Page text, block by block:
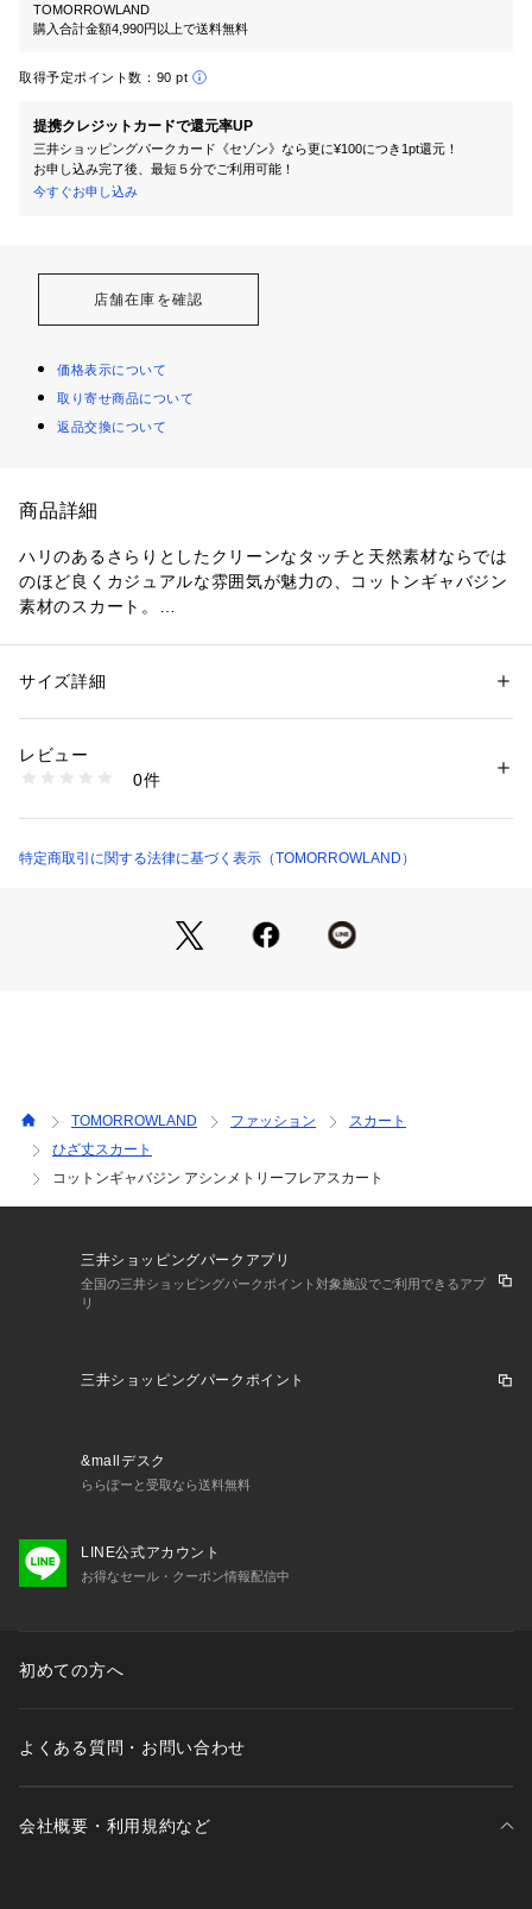
TOMORROWLAND
購入合計金額4,990円以上で送料無料
取得予定ポイント数： 90 pt
提携クレジットカードで還元率UP
三井ショッピングパークカード《セゾン》なら更に¥100につき1pt還元！
お申し込み完了後、最短５分でご利用可能！
今すぐお申し込み
店舗在庫を確認
価格表示について
取り寄せ商品について
返品交換について
商品詳細
ハリのあるさらりとしたクリーンなタッチと天然素材ならでは
のほど良くカジュアルな雰囲気が魅力の、コットンギャバジン
素材のスカート。
ハイウエスト位置を太めのベルトで引き締めることでメリハリ
め。
春夏のカジュアルスタイルに活躍してくれる万能なアイテムで
2019SS商品
商品番号:12059205331
性別：レディース
素材：コットン100％
洗濯：手洗い、漂白不可、タンブル乾燥不可、自然乾燥、アイロン仕上げ
可、ドライ可、ウエットクリーニング可
商品番号：1095000001551 （モール）
サイズ詳細
レビュー
0件
特定商取引に関する法律に基づく表示（TOMORROWLAND）
TOMORROWLAND ファッション
スカート
ひざ丈スカート
コットンギャバジン アシンメトリーフレアスカート
三井ショッピングパークアプリ
全国の三井ショッピングパークポイント対象施設でご利用できるアプ
リ
三井ショッピングパークポイント
&mallデスク
ららぽーと受取なら送料無料
LINE公式アカウント
お得なセール・クーポン情報配信中
初めての方へ
よくある質問・お問い合わせ
会社概要・利用規約など